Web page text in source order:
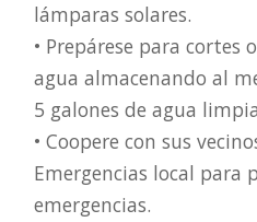
lámparas solares.
• Prepárese para cortes
agua almacenando al
5 galones de agua
• Coopere con sus
Emergencias local para
emergencias.